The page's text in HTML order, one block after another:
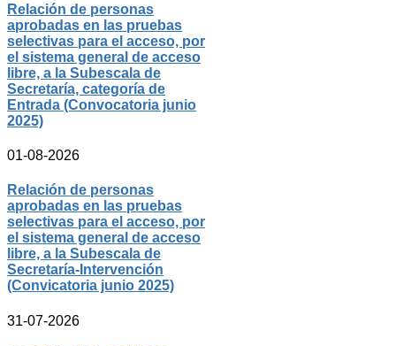
Relación de personas
aprobadas en las pruebas
selectivas para el acceso, por
el sistema general de acceso
libre, a la Subescala de
Secretaría, categoría de
Entrada (Convocatoria junio
2025)
01-08-2026
Relación de personas
aprobadas en las pruebas
selectivas para el acceso, por
el sistema general de acceso
libre, a la Subescala de
Secretaría-Intervención
(Convicatoria junio 2025)
31-07-2026